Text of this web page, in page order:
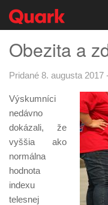
Obezita a
Pridané 8. augusta 2017
Výskumníci
nedávno
dokázali, že
vyššia ako
normálna
hodnota
indexu
telesnej